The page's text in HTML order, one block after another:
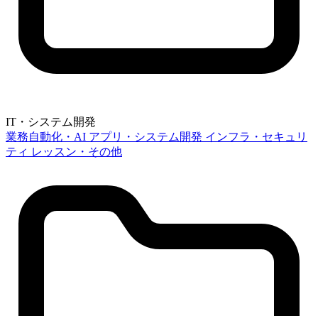
IT・システム開発
業務自動化・AI アプリ・システム開発 インフラ・セキュリ
ティ レッスン・その他